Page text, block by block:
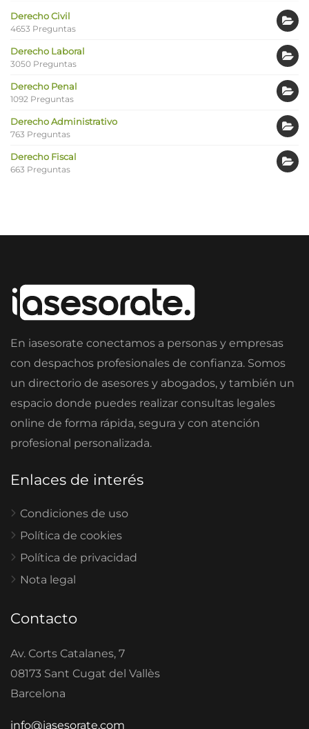
Derecho Civil
4653 Preguntas
Derecho Laboral
3050 Preguntas
Derecho Penal
1092 Preguntas
Derecho Administrativo
763 Preguntas
Derecho Fiscal
663 Preguntas
En iasesorate conectamos a personas y empresas
con despachos profesionales de confianza. Somos
un directorio de asesores y abogados, y también un
espacio donde puedes realizar consultas legales
online de forma rápida, segura y con atención
profesional personalizada.
Enlaces de interés
Condiciones de uso
Política de cookies
Política de privacidad
Nota legal
Contacto
Av. Corts Catalanes, 7
08173 Sant Cugat del Vallès
Barcelona
info@iasesorate.com